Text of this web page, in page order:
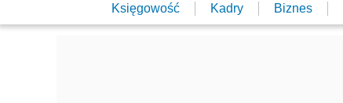
Księgowość Kadry Biznes